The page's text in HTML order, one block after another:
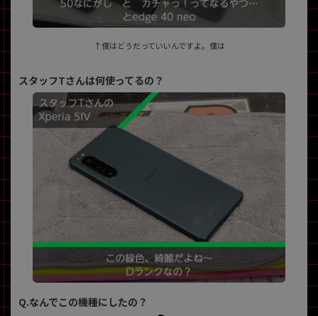
↑僕はどうだっていいんですよ。僕は
スタッフTさんは何使ってるの？
Q.なんでこの機種にしたの？
~
価格
円 ～
年 月 から
年 月 まで
各項目のチェックボックスは「or検索」となります。